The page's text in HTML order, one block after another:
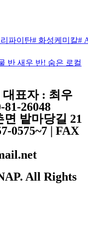
파이탄# 화성케미칼#
반 새우 반! 숨은 로컬
표자 : 최우
26048
밭마당길 21
0575~7 | FAX
All Rights